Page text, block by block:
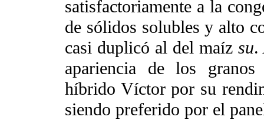
satisfactoriamente a la
de sólidos solubles y alto
casi duplicó al del maíz su.
apariencia de los granos
híbrido Víctor por su
siendo preferido por el